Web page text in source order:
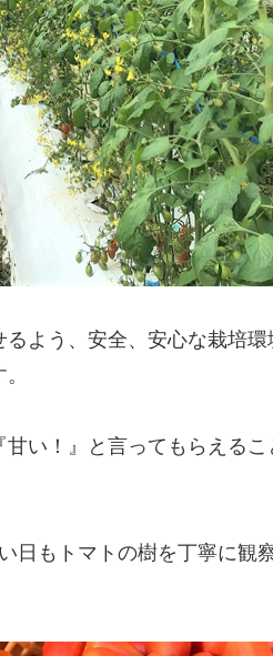
よう、安全、安心な栽培
い！』と言ってもらえるこ
日もトマトの樹を丁寧に観